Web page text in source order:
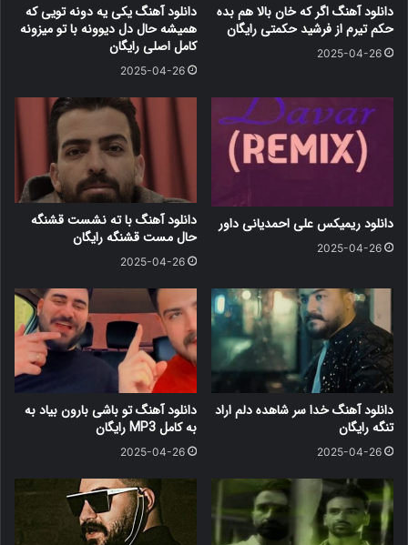
دانلود آهنگ اگر که خان بالا هم بده
حکم تیرم از فرشید حکمتی رایگان
2025-04-26
دانلود آهنگ یکی یه دونه تویی که
همیشه حال دل دیوونه با تو میزونه
کامل اصلی رایگان
2025-04-26
دانلود ریمیکس علی احمدیانی داور
2025-04-26
دانلود آهنگ با ته نشست قشنگه
حال مست قشنگه رایگان
2025-04-26
دانلود آهنگ خدا سر شاهده دلم اراد
تنگه رایگان
2025-04-26
دانلود آهنگ ﺗﻮ ﺑﺎﺷﻰ ﺑﺎرون ﺑﻴﺎد ﺑﻪ
ﺑﻪ کامل MP3 رایگان
2025-04-26